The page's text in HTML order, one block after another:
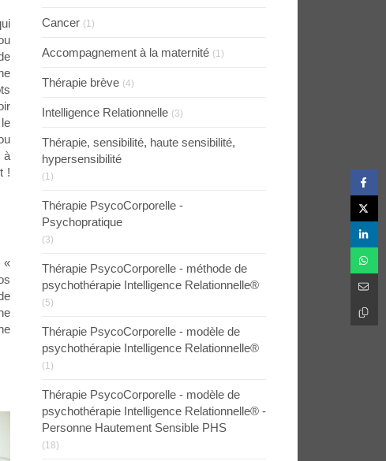
à
!
«
Cancer (1)
Accompagnement à la maternité (1)
Thérapie brève (4)
Intelligence Relationnelle (3)
Thérapie, sensibilité, haute sensibilité,
hypersensibilité
(1)
Thérapie PsycoCorporelle -
Psychopratique
(3)
Thérapie PsycoCorporelle - méthode de
psychothérapie Intelligence Relationnelle®
(5)
Thérapie PsycoCorporelle - modèle de
psychothérapie Intelligence Relationnelle®
(1)
Thérapie PsycoCorporelle - modèle de
psychothérapie Intelligence Relationnelle® -
Personne Hautement Sensible PHS
(18)